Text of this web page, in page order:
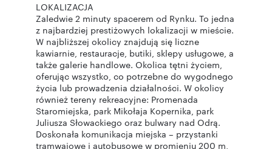
LOKALIZACJA
Zaledwie 2 minuty spacerem od Rynku. To jedna
z najbardziej prestiżowych lokalizacji w mieście.
W najbliższej okolicy znajdują się liczne
kawiarnie, restauracje, butiki, sklepy usługowe, a
także galerie handlowe. Okolica tętni życiem,
oferując wszystko, co potrzebne do wygodnego
życia lub prowadzenia działalności. W okolicy
również tereny rekreacyjne: Promenada
Staromiejska, park Mikołaja Kopernika, park
Juliusza Słowackiego oraz bulwary nad Odrą.
Doskonała komunikacja miejska – przystanki
tramwajowe i autobusowe w promieniu 200 m,